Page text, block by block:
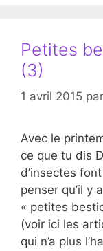
Petites
(3)
1 avril 2015 par
Avec le
ce que tu dis
d’insectes
penser qu’il y
« petites
(voir ici les
qui n’a plus